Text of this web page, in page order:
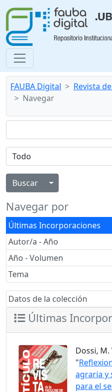
FAUBA Digital
Revista
Navegar
Alternar menú
Navegar por
Últimas Incorporaciones
Autor/a - Año
Año - Volumen
Tema
Datos de la colección
Últimas
Dossi, M.
"
agraria y
para el